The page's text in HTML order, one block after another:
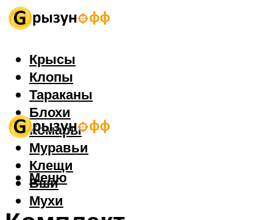
Крысы
Клопы
Тараканы
Блохи
Комары
Муравьи
Клещи
Вши
Мухи
Меню